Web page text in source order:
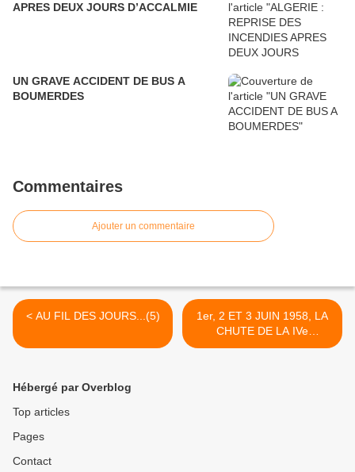
APRES DEUX JOURS D’ACCALMIE
UN GRAVE ACCIDENT DE BUS A
BOUMERDES
Commentaires
Ajouter un commentaire
< AU FIL DES JOURS...(5)
1er, 2 ET 3 JUIN 1958, LA
CHUTE DE LA IVe
REPUBLIQUE >
Hébergé par Overblog
Top articles
Pages
Contact